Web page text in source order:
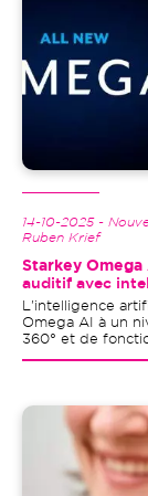
14-10-2025 -
Ruben Krief
Starkey Omega
auditif avec
L'intelligence
Omega AI à un
360° et de
Image